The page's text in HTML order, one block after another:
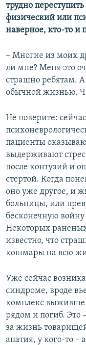
трудно
физический или
наверное, кто-то и
– Многие из моих
ли мне? Меня это
страшно ребятам.
обычной жизнью.
Не поверите:
пациенты
выдерживают
после контузий и
стертой. Когда
оно уже другое, и
больницы, или
бесконечную
Некоторых
известно, что
кошмары на всю
Уже сейчас
синдроме, вроде
комплекс
рядом и погиб. Это
за жизнь
апатия, у кого-то